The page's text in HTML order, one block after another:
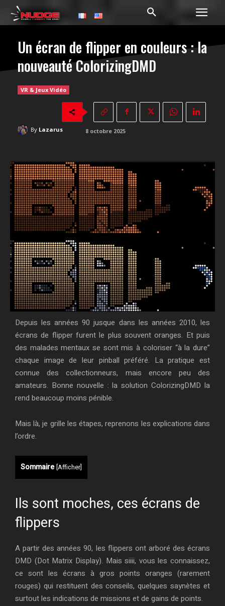
Un écran de flipper en couleurs : la
nouveauté ColorizingDMD
VR & Jeux Vidéo
By Lazarus 8 octobre 2025
Depuis les années 90 jusque dans les années 2010, les
écrans de flipper furent le plus souvent oranges. Et puis
des malades mentaux se sont mis à coloriser “à la dure”
chaque image de leur pinball préféré. La pratique est
connue des collectionneurs, mais encore peu des
amateurs. Bonne nouvelle : la solution ColorizingDMD la
rend beaucoup moins pénible.
Mais là, je grille les étapes, reprenons les explications dans
l’ordre.
Sommaire [Afficher]
Ils sont moches, ces écrans de
flippers
A partir des années 90, les flippers ont arboré des écrans
DMD (Dot Matrix Display). Mais siiii, vous les connaissez,
ce sont les écrans à gros points oranges (rarement
rouges) qui restituent des conseils, quelques saynètes et
surtout les indications de missions et de gains de points.